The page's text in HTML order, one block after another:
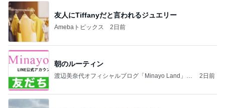
友人にTiffanyだと言われるジュエリー
Amebaトピックス 2日前
朝のルーティン
渡辺美奈代オフィシャルブログ「Minayo Land」P
2日前